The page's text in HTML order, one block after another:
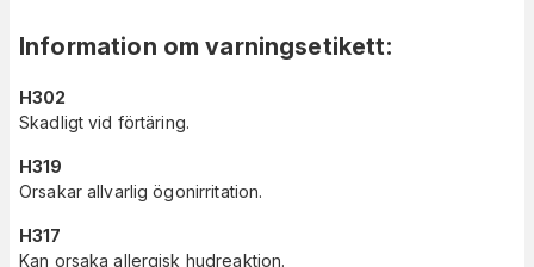
Information om varningsetikett:
H302
Skadligt vid förtäring.
H319
Orsakar allvarlig ögonirritation.
H317
Kan orsaka allergisk hudreaktion.